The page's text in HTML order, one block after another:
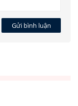
Gửi bình luận